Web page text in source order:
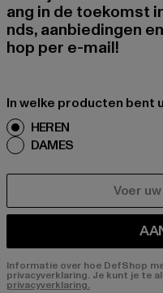
ang in de toekomst
nds, aanbiedingen
hop per e-mail!
In welke producten bent
HEREN
DAMES
Informatie over hoe DefShop
privacyverklaring. Je kunt je te
privacyverklaring.